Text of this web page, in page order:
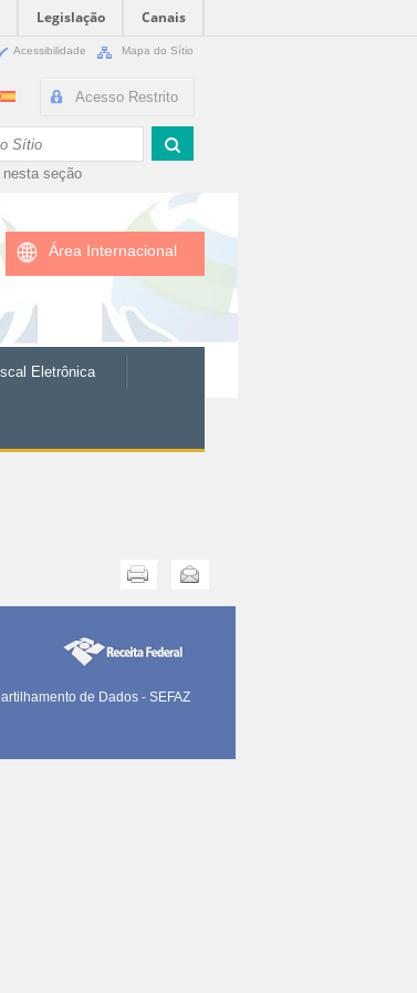
Legislação
Canais
Acessibilidade Mapa do Sítio
Acesso Restrito
nesta seção
Área Internacional
Eletrônica
Enviar
de Dados - SEFAZ